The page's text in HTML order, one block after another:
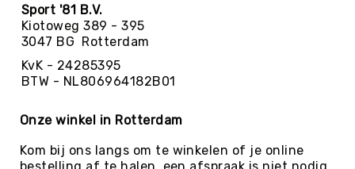
reiniging
Zaalvoetbal
Zaalvoetballen
Zeskamp
BALLEN
Sportballen
American
Sport '81 B.V.
Kiotoweg 389 - 395
3047 BG Rotterdam
KvK - 24285395
BTW - NL806964182B01
Onze winkel in Rotterdam
Kom bij ons langs om te winkelen of je online